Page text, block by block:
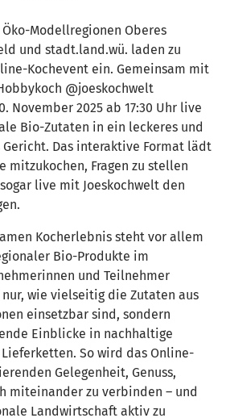
Modellregionen Oberes
und stadt.land.wü. laden zu
Kochevent ein. Gemeinsam mit
@joeskochwelt
November 2025 ab 17:30 Uhr live
Bio-Zutaten in ein leckeres und
Das interaktive Format lädt
mitzukochen, Fragen zu stellen
live mit Joeskochwelt den
Kocherlebnis steht vor allem
Bio-Produkte im
und Teilnehmer
wie vielseitig die Zutaten aus
einsetzbar sind, sondern
Einblicke in nachhaltige
So wird das Online-
Gelegenheit, Genuss,
miteinander zu verbinden – und
Landwirtschaft aktiv zu